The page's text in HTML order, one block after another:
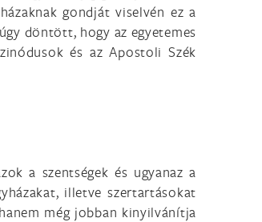
gondját viselvén ez a
döntött, hogy az egyetemes
és az Apostoli Szék
a szentségek és ugyanaz a
illetve szertartásokat
még jobban kinyilvánítja